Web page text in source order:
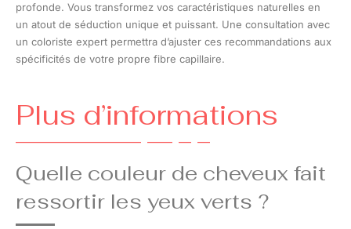
profonde. Vous transformez vos caractéristiques naturelles en
un atout de séduction unique et puissant. Une consultation avec
un coloriste expert permettra d’ajuster ces recommandations aux
spécificités de votre propre fibre capillaire.
Plus d’informations
Quelle couleur de cheveux fait
ressortir les yeux verts ?